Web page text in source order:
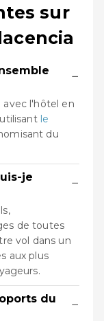
sur
−
avec l'hôtel en
le
du
je
−
de toutes
vol dans un
aux plus
du
−